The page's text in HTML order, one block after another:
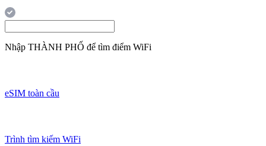
Nhập THÀNH PHỐ để tìm điểm WiFi
eSIM toàn cầu
Trình tìm kiếm WiFi